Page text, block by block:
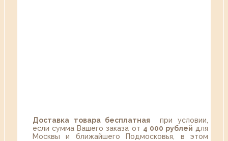
Доставка товара бесплатная при условии,
если сумма Вашего заказа от 4 000 рублей для
Москвы и ближайшего Подмосковья, в этом